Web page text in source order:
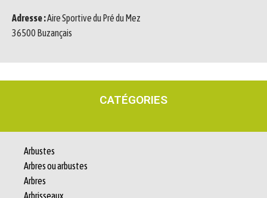
Adresse :Aire Sportive du Pré du Mez
36500 Buzançais
CATÉGORIES
Arbustes
Arbres ou arbustes
Arbres
Arbrisseaux